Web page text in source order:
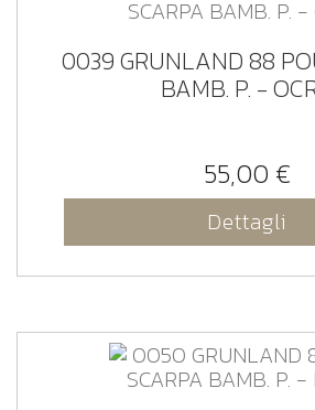
0039 GRUNLAND 88
BAMB. P. -
55,00 €
Dettagli